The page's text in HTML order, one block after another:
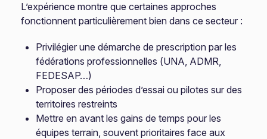
L’expérience montre que certaines approches
fonctionnent particulièrement bien dans ce secteur :
Privilégier une démarche de prescription par les
fédérations professionnelles (UNA, ADMR,
FEDESAP…)
Proposer des périodes d’essai ou pilotes sur des
territoires restreints
Mettre en avant les gains de temps pour les
équipes terrain, souvent prioritaires face aux